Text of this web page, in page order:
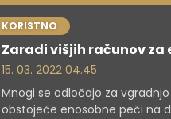
KORISTNO
Zaradi višjih računov
15. 03. 2022 04.45
Mnogi se odločajo za
obstoječe enosobne peči na